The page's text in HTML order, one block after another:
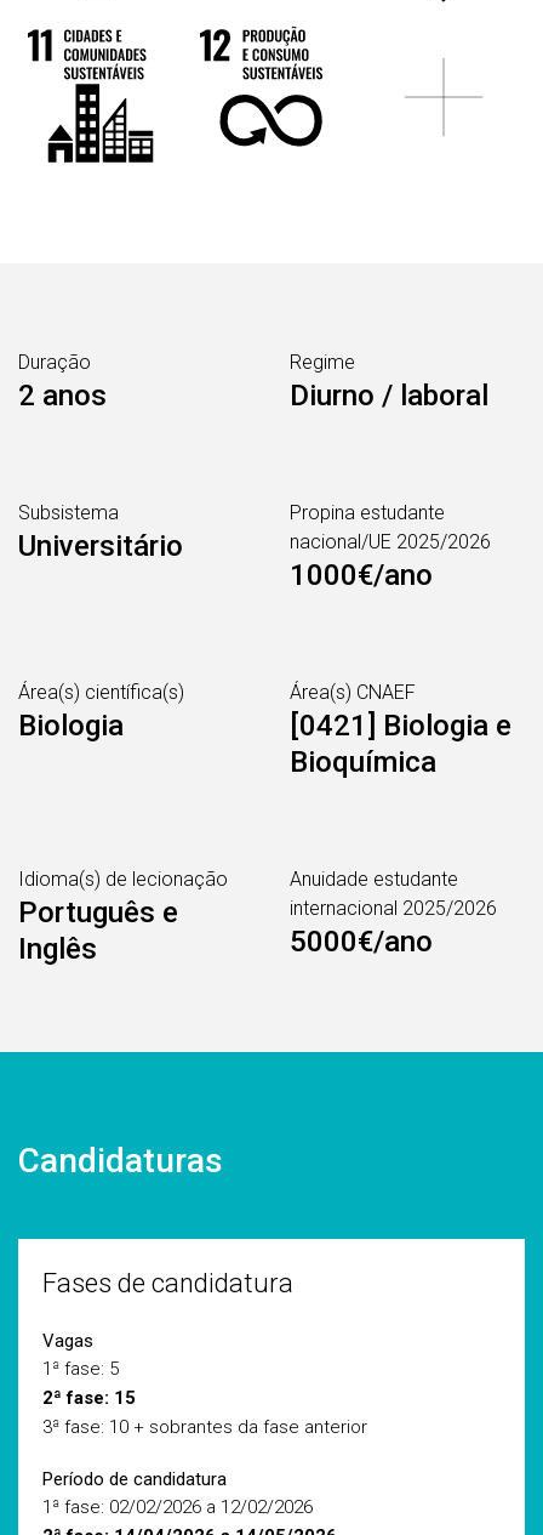
Duração
2 anos
Regime
Diurno / laboral
Subsistema
Universitário
Propina estudante
nacional/UE 2025/2026
1000€/ano
Área(s) científica(s)
Biologia
Área(s) CNAEF
[0421] Biologia e
Bioquímica
Idioma(s) de lecionação
Português e
Inglês
Anuidade estudante
internacional 2025/2026
5000€/ano
Candidaturas
Fases de candidatura
Vagas
1ª fase: 5
2ª fase: 15
3ª fase: 10 + sobrantes da fase anterior
Período de candidatura
1ª fase: 02/02/2026 a 12/02/2026